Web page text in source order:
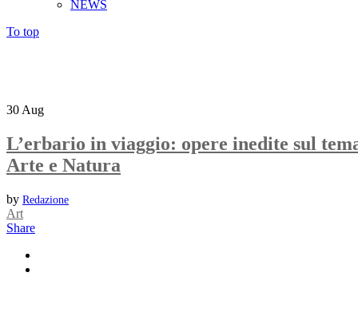
NEWS
To top
30 Aug
L’erbario in viaggio: opere inedite sul
Arte e Natura
by Redazione
Art
Share